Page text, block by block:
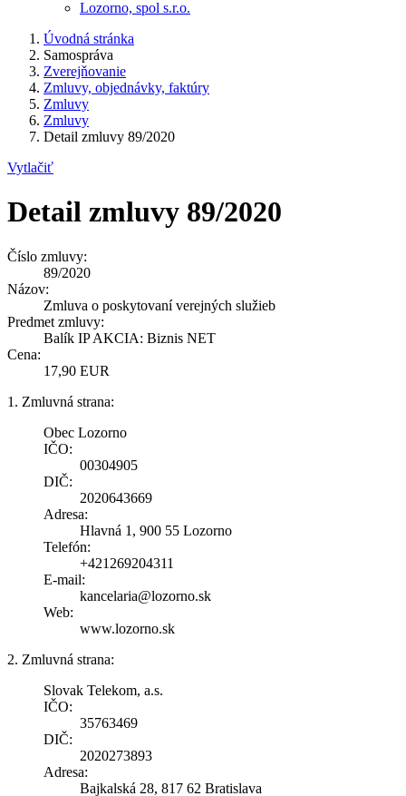
Lozorno, spol s.r.o.
Úvodná stránka
Samospráva
Zverejňovanie
Zmluvy, objednávky, faktúry
Zmluvy
Zmluvy
Detail zmluvy 89/2020
Vytlačiť
Detail zmluvy 89/2020
Číslo zmluvy:
89/2020
Názov:
Zmluva o poskytovaní verejných služieb
Predmet zmluvy:
Balík IP AKCIA: Biznis NET
Cena:
17,90 EUR
1. Zmluvná strana:
Obec Lozorno
IČO:
00304905
DIČ:
2020643669
Adresa:
Hlavná 1, 900 55 Lozorno
Telefón:
+421269204311
E-mail:
kancelaria@lozorno.sk
Web:
www.lozorno.sk
2. Zmluvná strana:
Slovak Telekom, a.s.
IČO:
35763469
DIČ:
2020273893
Adresa:
Bajkalská 28, 817 62 Bratislava